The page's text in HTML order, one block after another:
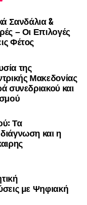
Σανδάλια &
– Οι Επιλογές
Φέτος
της
Μακεδονίας
συνεδριακού και
Τα
και η
με Ψηφιακή